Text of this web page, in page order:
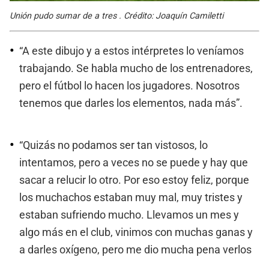
Unión pudo sumar de a tres . Crédito: Joaquín Camiletti
“A este dibujo y a estos intérpretes lo veníamos
trabajando. Se habla mucho de los entrenadores,
pero el fútbol lo hacen los jugadores. Nosotros
tenemos que darles los elementos, nada más”.
“Quizás no podamos ser tan vistosos, lo
intentamos, pero a veces no se puede y hay que
sacar a relucir lo otro. Por eso estoy feliz, porque
los muchachos estaban muy mal, muy tristes y
estaban sufriendo mucho. Llevamos un mes y
algo más en el club, vinimos con muchas ganas y
a darles oxígeno, pero me dio mucha pena verlos